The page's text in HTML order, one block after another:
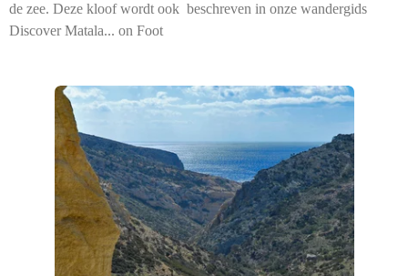
de zee. Deze kloof wordt ook beschreven in onze wandergids
Discover Matala... on Foot